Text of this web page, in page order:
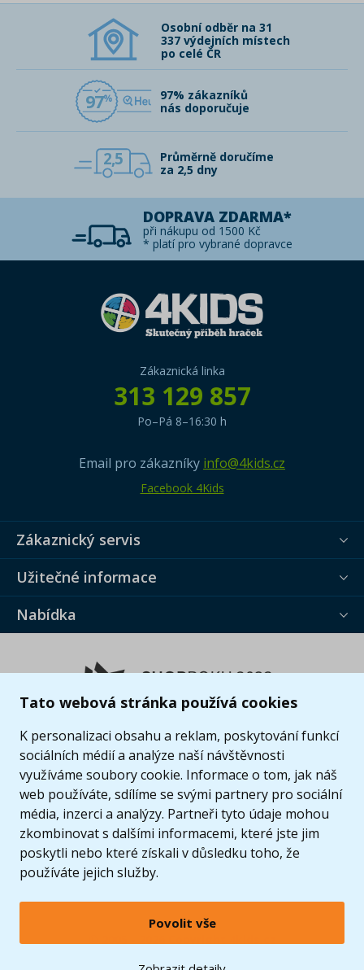
Tato webová stránka používá cookies
K personalizaci obsahu a reklam, poskytování funkcí
sociálních médií a analýze naší návštěvnosti
využíváme soubory cookie. Informace o tom, jak náš
web používáte, sdílíme se svými partnery pro sociální
média, inzerci a analýzy. Partneři tyto údaje mohou
zkombinovat s dalšími informacemi, které jste jim
poskytli nebo které získali v důsledku toho, že
používáte jejich služby.
Povolit vše
Osobní odběr na 31
337 výdejních místech
po celé ČR
97
97% zákazníků
nás doporučuje
2,5
Průměrně doručíme
za 2,5 dny
DOPRAVA ZDARMA*
při nákupu od 1500 Kč
* platí pro vybrané dopravce
Zákaznická linka
313 129 857
Po–Pá 8–16:30 h
Email pro zákazníky info@4kids.cz
Facebook 4Kids
Zákaznický servis
Užitečné informace
Nabídka
LEGO, logo LEGO a minifigurka jsou ochrannými známkami společnosti LEGO Group. ©